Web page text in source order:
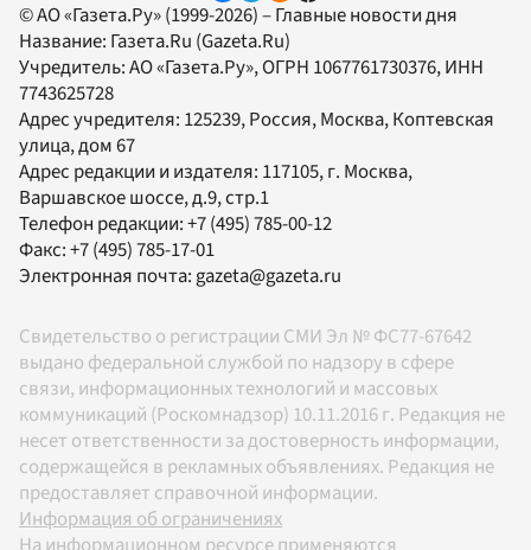
© АО «Газета.Ру» (1999-2026) – Главные новости дня
Название: Газета.Ru (Gazeta.Ru)
Учредитель:АО «Газета.Ру», ОГРН 1067761730376, ИНН
7743625728
Адрес учредителя: 125239, Россия, Москва, Коптевская
улица, дом 67
Адрес редакции и издателя: 117105, г. Москва,
Варшавское шоссе, д.9, стр.1
Телефон редакции:+7 (495) 785-00-12
Факс:+7 (495) 785-17-01
Электронная почта:gazeta@gazeta.ru
Свидетельство о регистрации СМИ Эл № ФС77-67642
выдано федеральной службой по надзору в сфере
связи, информационных технологий и массовых
коммуникаций (Роскомнадзор) 10.11.2016 г. Редакция не
несет ответственности за достоверность информации,
содержащейся в рекламных объявлениях. Редакция не
предоставляет справочной информации.
Информация об ограничениях